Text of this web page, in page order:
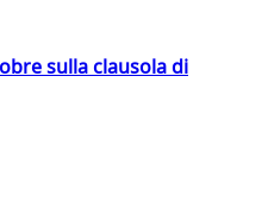
sulla clausola di